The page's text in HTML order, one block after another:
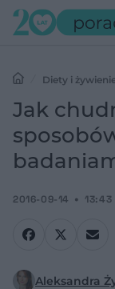
Diety i
sposobów
Jak
2016-09-14 13:43
Aleksandra